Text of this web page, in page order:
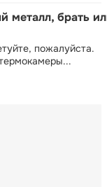
металл, брать
пожалуйста.